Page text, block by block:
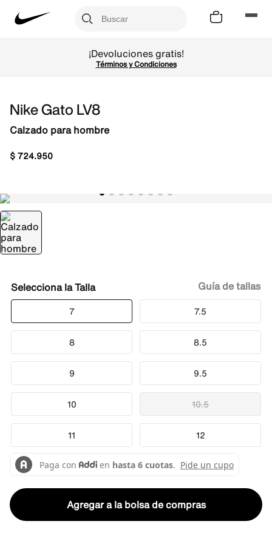
¡Devoluciones gratis!
Términos y Condiciones
Nike Gato LV8
Calzado para hombre
$724.950
Talla
7 7.5
8 8.5
9 9.5
10 10.5
11 12
Guía de tallas
Agregar a la bolsa de compras